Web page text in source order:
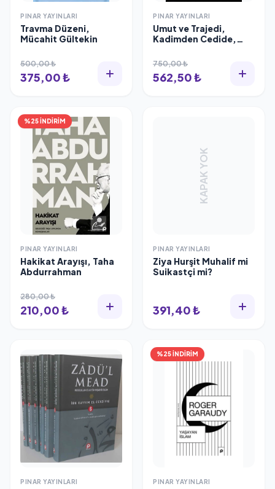
PINAR YAYINLARI
Travma Düzeni,
Mücahit Gültekin
500,00 ₺
375,00 ₺
PINAR YAYINLARI
Umut ve Trajedi,
Kadimden Cedide,
750,00 ₺
562,50 ₺
%25 İNDİRİM
PINAR YAYINLARI
Hakikat Arayışı, Taha
Abdurrahman
280,00 ₺
210,00 ₺
KAPAK YOK
PINAR YAYINLARI
Ziya Hurşit Muhalif mi
Suikastçi mi?
391,40 ₺
PINAR YAYINLARI
%25 İNDİRİM
PINAR YAYINLARI